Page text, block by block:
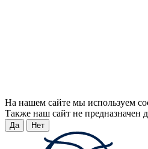
На нашем сайте мы используем
Также наш сайт не предназначен
Да Нет